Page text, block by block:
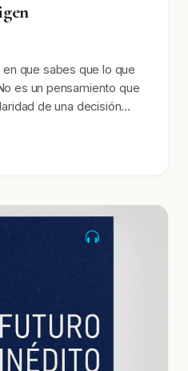
que sabes que lo que
es un pensamiento que
de una decisión